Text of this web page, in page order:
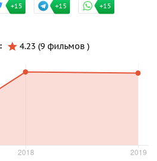
+15 +15 +15
4.23 (9 фильмов )